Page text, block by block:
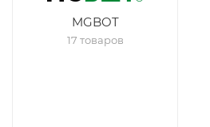
MGBOT
17 товаров